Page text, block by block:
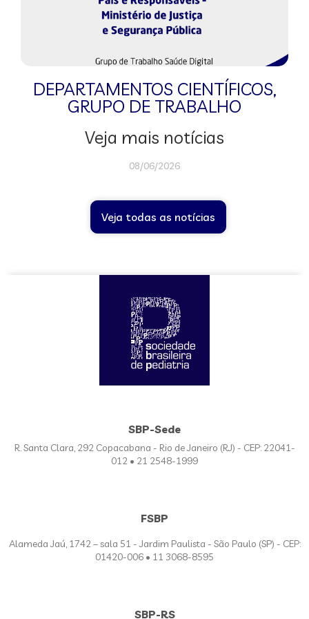
DEPARTAMENTOS CIENTÍFICOS,
GRUPO DE TRABALHO
Veja mais notícias
08/06/2026
Veja todas as notícias
SBP-Sede
R. Santa Clara, 292 Copacabana - Rio de Janeiro (RJ) - CEP: 22041-
012 • 21 2548-1999
FSBP
Alameda Jaú, 1742 – sala 51 - Jardim Paulista - São Paulo (SP) - CEP:
01420-006 • 11 3068-8595
SBP-RS